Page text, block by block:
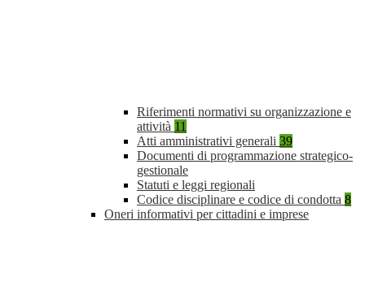
Riferimenti normativi su organizzazione e
attività 11
Atti amministrativi generali 39
Documenti di programmazione strategico-
gestionale
Statuti e leggi regionali
Codice disciplinare e codice di condotta 8
Oneri informativi per cittadini e imprese